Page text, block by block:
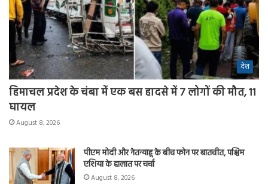
देश
हिमाचल प्रदेश के चंबा में एक बस हादसे में 7 लोगों की मौत, 11
घायल
August 8, 2026
पीएम मोदी और नेतन्याहू के बीच फोन पर बातचीत, पश्चिम
एशिया के हालात पर चर्चा
August 8, 2026